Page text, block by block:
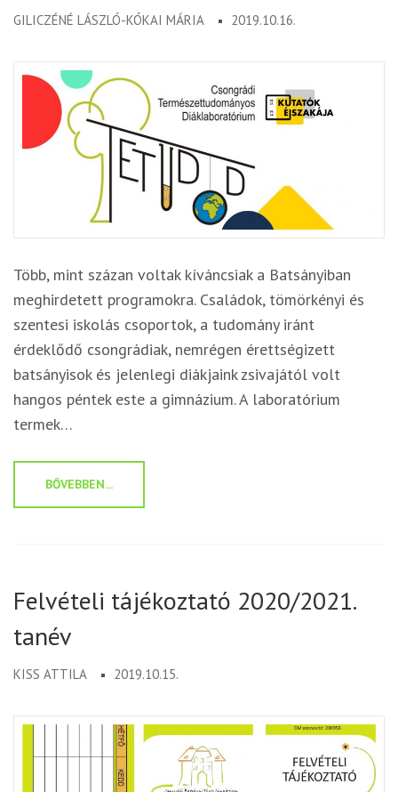
GILICZÉNÉ LÁSZLÓ-KÓKAI MÁRIA 2019.10.16.
Több, mint százan voltak kíváncsiak a Batsányiban
meghirdetett programokra. Családok, tömörkényi és
szentesi iskolás csoportok, a tudomány iránt
érdeklődő csongrádiak, nemrégen érettségizett
batsányisok és jelenlegi diákjaink zsivajától volt
hangos péntek este a gimnázium. A laboratórium
termek…
BŐVEBBEN...
Felvételi tájékoztató 2020/2021.
tanév
KISS ATTILA 2019.10.15.